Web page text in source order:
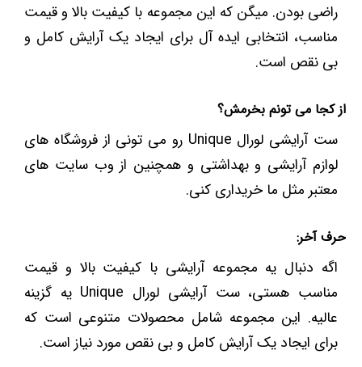
راضی بودن. میگن که این مجموعه با کیفیت بالا و قیمت
مناسب، انتخابی ایده آل برای ایجاد یک آرایش کامل و
بی نقص است.
از کجا می تونم بخرمش؟
ست آرایشی لورال Unique رو می تونی از فروشگاه های
لوازم آرایشی و بهداشتی و همچنین از وب سایت های
معتبر مثل ما خریداری کنی.
حرف آخر:
اگه دنبال یه مجموعه آرایشی با کیفیت بالا و قیمت
مناسب هستی، ست آرایشی لورال Unique یه گزینه
عالیه. این مجموعه شامل محصولات متنوعی است که
برای ایجاد یک آرایش کامل و بی نقص مورد نیاز است.